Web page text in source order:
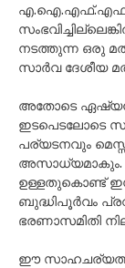
എ.ഐ.എഫ്.എഫ്‌
നടത്തുന്ന ഒരു
സാർവ ദേശീയ
അതോടെ
ഇടപെടലോടെ
പര്യടനവും
അസാധ്യമാകും.
ഉള്ളതുകൊണ്ട്
ബുദ്ധിപൂർവം
ഭരണാസമിതി
ഈ